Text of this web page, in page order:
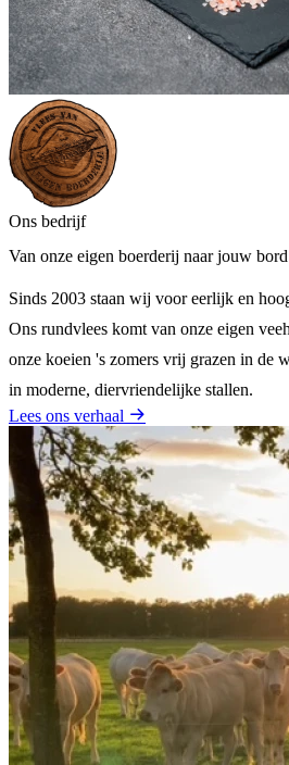
Ons bedrijf
Van onze eigen boerderij naar jouw bord
Sinds 2003 staan wij voor eerlijk en
Ons rundvlees komt van onze eigen
onze koeien 's zomers vrij grazen in de
in moderne, diervriendelijke stallen.
Lees ons verhaal